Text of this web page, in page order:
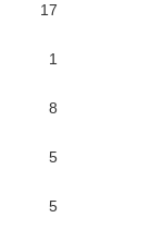
17
1
8
5
5